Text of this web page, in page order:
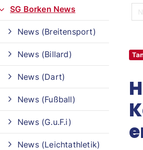
SG Borken News
News (Breitensport)
News (Billard)
News (Dart)
News (Fußball)
News (G.u.F.i)
News (Leichtathletik)
Quicklinks
Sportangebote finden
Unser Sportangebot
Sportangebot A-Z